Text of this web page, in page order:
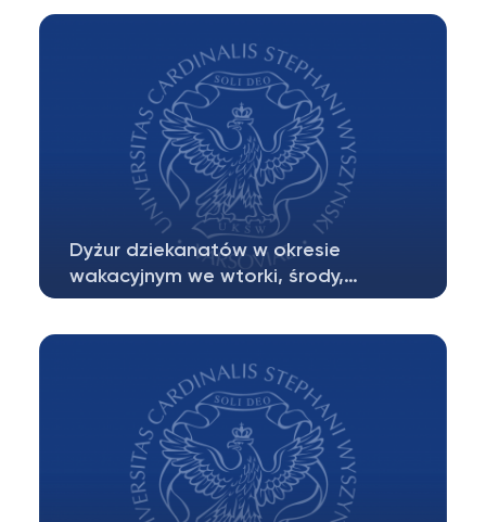
egzaminy w pierwszym terminie
Dyżur dziekanatów w okresie
wakacyjnym we wtorki, środy,…
2026 roku do dnia 18 września 2026…